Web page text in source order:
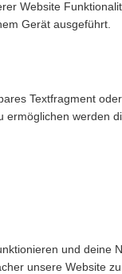
Website
Gerät ausgeführt.
Textfragment
werden
und deine
unsere Website